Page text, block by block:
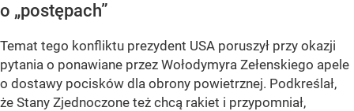
o „postępach”
Temat tego konfliktu prezydent USA poruszył przy okazji
pytania o ponawiane przez Wołodymyra Zełenskiego apele
o dostawy pocisków dla obrony powietrznej. Podkreślał,
że Stany Zjednoczone też chcą rakiet i przypomniał,